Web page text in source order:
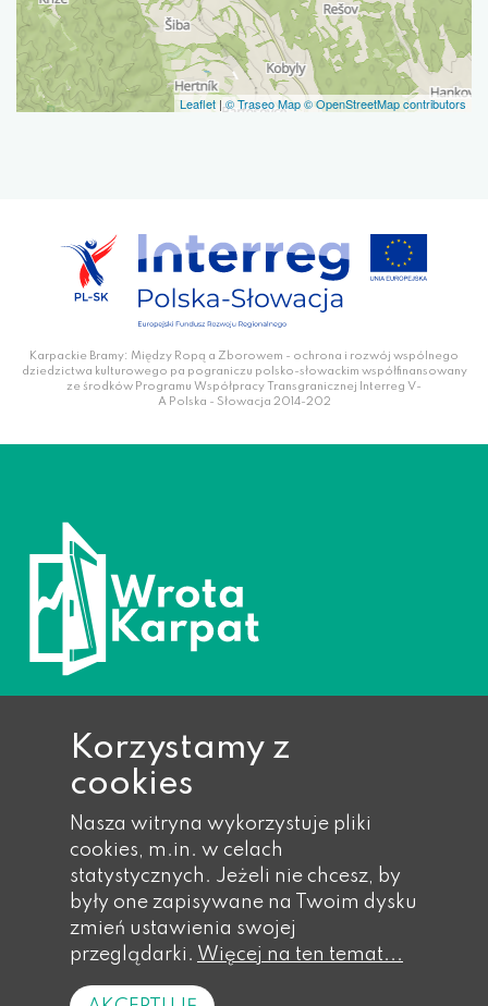
Leaflet | © Traseo Map© OpenStreetMap contributors
Karpackie Bramy: Między Ropą a Zborowem - ochrona i rozwój wspólnego
dziedzictwa kulturowego pa pograniczu polsko-słowackim współfinansowany
ze środków Programu Współpracy Transgranicznej Interreg V-
A Polska - Słowacja 2014-202
Ropa 733, 38-312 Ropa
Telefon: 018 353 40 14,
018 353 40 17,
018 353 41 wew. 21
Faks: 018 353 41 wew. 55
Email: gmina@eu-ropa.pl
Korzystamy z
cookies
Nasza witryna wykorzystuje pliki
cookies, m.in. w celach
statystycznych. Jeżeli nie chcesz, by
były one zapisywane na Twoim dysku
zmień ustawienia swojej
przeglądarki. Więcej na ten temat...